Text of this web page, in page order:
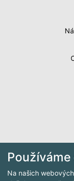
Na našich